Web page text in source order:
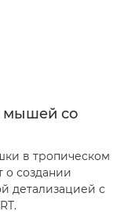
мышей со
в тропическом
о создании
детализацией с